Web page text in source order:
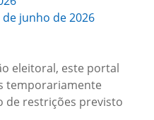
de junho de 2026
eleitoral, este portal
temporariamente
de restrições previsto